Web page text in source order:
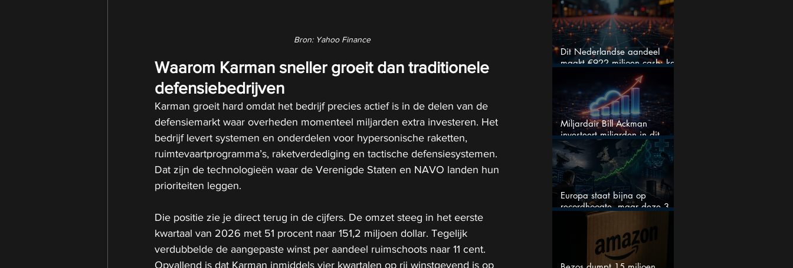
Bron: Yahoo Finance
Waarom Karman sneller groeit dan traditionele
defensiebedrijven
Karman groeit hard omdat het bedrijf precies actief is in de delen van de
defensiemarkt waar overheden momenteel miljarden extra investeren. Het
bedrijf levert systemen en onderdelen voor hypersonische raketten,
ruimtevaartprogramma’s, raketverdediging en tactische defensiesystemen.
Dat zijn de technologieën waar de Verenigde Staten en NAVO landen hun
prioriteiten leggen.
Die positie zie je direct terug in de cijfers. De omzet steeg in het eerste
kwartaal van 2026 met 51 procent naar 151,2 miljoen dollar. Tegelijk
verdubbelde de aangepaste winst per aandeel ruimschoots naar 11 cent.
Opvallend is dat Karman inmiddels vier kwartalen op rij winstgevend is op
Dit Nederlandse aandeel
maakt €922 miljoen cash: kan
dit dividendaandeel blijven
Miljardair Bill Ackman
investeert miljarden in dit
techaandeel
Europa staat bijna op
recordhoogte, maar deze 3
sectoren vallen nu op